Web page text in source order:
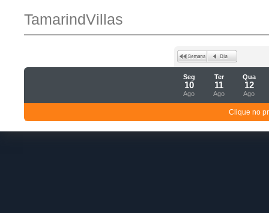
TamarindVillas
Seg
10
Ago
Ter
11
Ago
Qua
12
Ago
Clique no